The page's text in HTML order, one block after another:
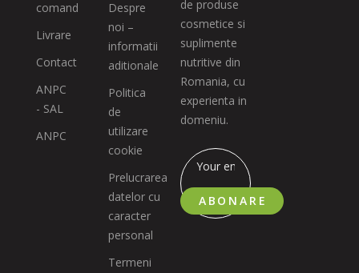
comand
Livrare
Contact
ANPC
- SAL
ANPC
Despre
noi –
informatii
aditionale
Politica
de
utilizare
cookie
Prelucrarea
datelor cu
caracter
personal
Termeni
de produse
cosmetice si
suplimente
nutritive din
Romania, cu
experienta in
domeniu.
ABONARE